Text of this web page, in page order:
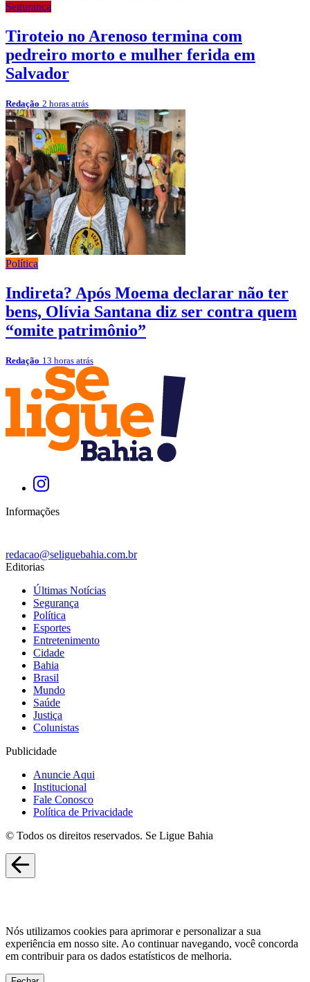
Segurança
Tiroteio no Arenoso termina com
pedreiro morto e mulher ferida em
Salvador
Redação 2 horas atrás
Política
Indireta? Após Moema declarar não ter
bens, Olívia Santana diz ser contra quem
“omite patrimônio”
Redação 13 horas atrás
Informações
redacao@seliguebahia.com.br
Editorias
Últimas Notícias
Segurança
Política
Esportes
Entretenimento
Cidade
Bahia
Brasil
Mundo
Saúde
Justiça
Colunistas
Publicidade
Anuncie Aqui
Institucional
Fale Conosco
Política de Privacidade
© Todos os direitos reservados. Se Ligue Bahia
Nós utilizamos cookies para aprimorar e personalizar a sua
experiência em nosso site. Ao continuar navegando, você concorda
em contribuir para os dados estatísticos de melhoria.